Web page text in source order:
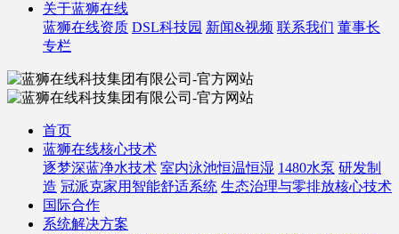
关于蓝狮在线
蓝狮在线资质 DSL科技园 新闻&视频 联系我们 董事长
专栏
首页
蓝狮在线核心技术
逐梦深蓝净水技术 室内泳池恒温恒湿 1480水泵 研发制
造 冠派克家用智能舒适系统 生态治理与零排放核心技术
国际合作
系统解决方案